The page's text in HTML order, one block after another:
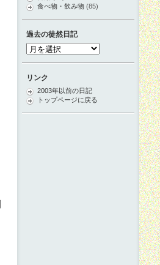
食べ物・飲み物 (85)
過去の徒然日記
過
去
の
徒
然
日
記
リンク
2003年以前の日記
トップページに戻る